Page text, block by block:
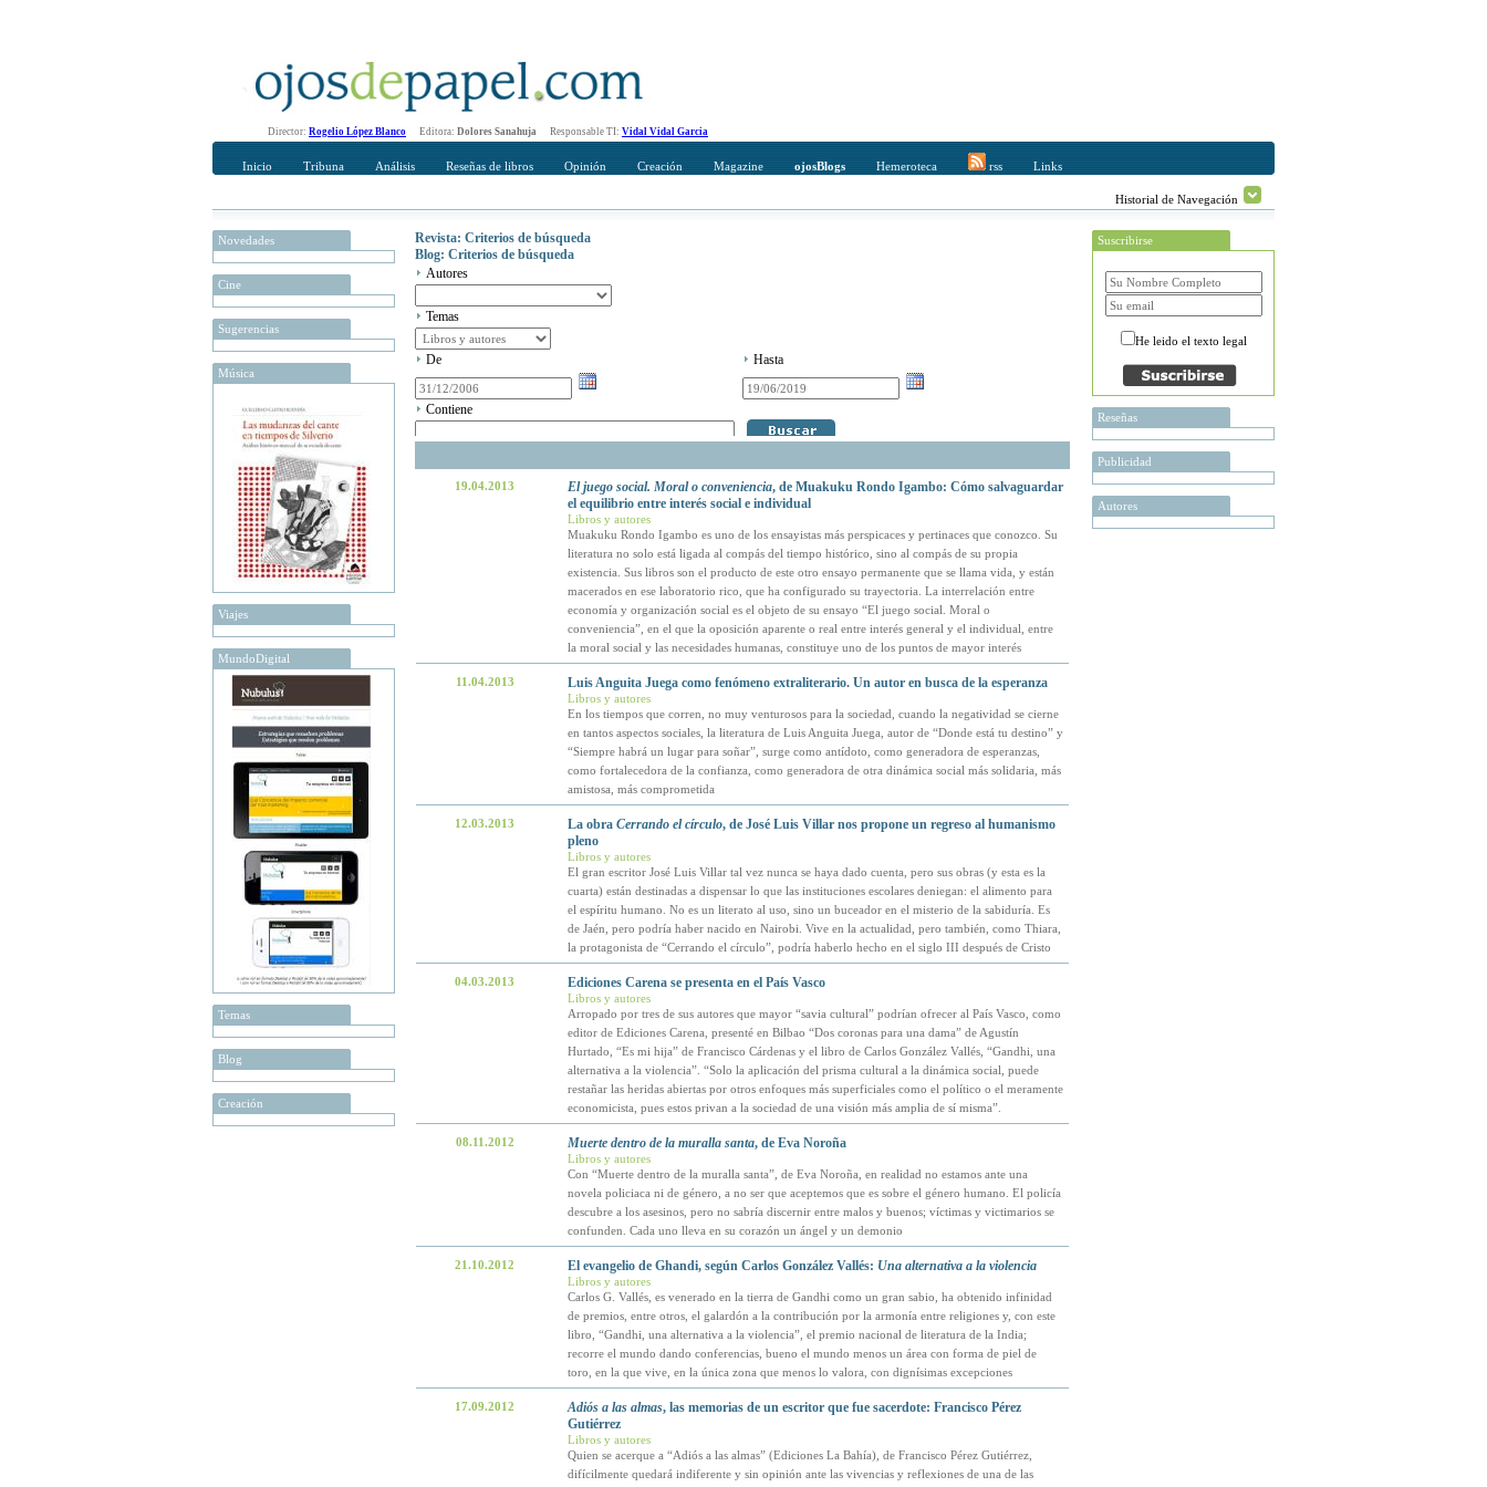
Director: Rogelio López Blanco Editora: Dolores Sanahuja Responsable TI: Vidal Vidal Garcia
Inicio Tribuna Análisis Reseñas de libros Opinión Creación Magazine ojosBlogs Hemeroteca rss Links
Historial de Navegación
Novedades
Cine
Sugerencias
Música
Viajes
MundoDigital
Temas
Blog
Creación
Revista: Criterios de búsqueda
Blog: Criterios de búsqueda
Autores
Temas
De Hasta
Contiene
19.04.2013 El juego social. Moral o conveniencia, de Muakuku Rondo Igambo: Cómo salvaguardar
el equilibrio entre interés social e individual
Libros y autores
Muakuku Rondo Igambo es uno de los ensayistas más perspicaces y pertinaces que conozco. Su
literatura no solo está ligada al compás del tiempo histórico, sino al compás de su propia
existencia. Sus libros son el producto de este otro ensayo permanente que se llama vida, y están
macerados en ese laboratorio rico, que ha configurado su trayectoria. La interrelación entre
economía y organización social es el objeto de su ensayo “El juego social. Moral o
conveniencia”, en el que la oposición aparente o real entre interés general y el individual, entre
la moral social y las necesidades humanas, constituye uno de los puntos de mayor interés
11.04.2013 Luis Anguita Juega como fenómeno extraliterario. Un autor en busca de la esperanza
Libros y autores
En los tiempos que corren, no muy venturosos para la sociedad, cuando la negatividad se cierne
en tantos aspectos sociales, la literatura de Luis Anguita Juega, autor de “Donde está tu destino” y
“Siempre habrá un lugar para soñar”, surge como antídoto, como generadora de esperanzas,
como fortalecedora de la confianza, como generadora de otra dinámica social más solidaria, más
amistosa, más comprometida
12.03.2013 La obra Cerrando el círculo, de José Luis Villar nos propone un regreso al humanismo
pleno
Libros y autores
El gran escritor José Luis Villar tal vez nunca se haya dado cuenta, pero sus obras (y esta es la
cuarta) están destinadas a dispensar lo que las instituciones escolares deniegan: el alimento para
el espíritu humano. No es un literato al uso, sino un buceador en el misterio de la sabiduría. Es
de Jaén, pero podría haber nacido en Nairobi. Vive en la actualidad, pero también, como Thiara,
la protagonista de “Cerrando el círculo”, podría haberlo hecho en el siglo III después de Cristo
04.03.2013 Ediciones Carena se presenta en el País Vasco
Libros y autores
Arropado por tres de sus autores que mayor “savia cultural” podrían ofrecer al País Vasco, como
editor de Ediciones Carena, presenté en Bilbao “Dos coronas para una dama” de Agustín
Hurtado, “Es mi hija” de Francisco Cárdenas y el libro de Carlos González Vallés, “Gandhi, una
alternativa a la violencia”. “Solo la aplicación del prisma cultural a la dinámica social, puede
restañar las heridas abiertas por otros enfoques más superficiales como el político o el meramente
economicista, pues estos privan a la sociedad de una visión más amplia de sí misma”.
08.11.2012 Muerte dentro de la muralla santa, de Eva Noroña
Libros y autores
Con “Muerte dentro de la muralla santa”, de Eva Noroña, en realidad no estamos ante una
novela policiaca ni de género, a no ser que aceptemos que es sobre el género humano. El policía
descubre a los asesinos, pero no sabría discernir entre malos y buenos; víctimas y victimarios se
confunden. Cada uno lleva en su corazón un ángel y un demonio
21.10.2012 El evangelio de Ghandi, según Carlos González Vallés: Una alternativa a la violencia
Libros y autores
Carlos G. Vallés, es venerado en la tierra de Gandhi como un gran sabio, ha obtenido infinidad
de premios, entre otros, el galardón a la contribución por la armonía entre religiones y, con este
libro, “Gandhi, una alternativa a la violencia”, el premio nacional de literatura de la India;
recorre el mundo dando conferencias, bueno el mundo menos un área con forma de piel de
toro, en la que vive, en la única zona que menos lo valora, con dignísimas excepciones
17.09.2012 Adiós a las almas, las memorias de un escritor que fue sacerdote: Francisco Pérez
Gutiérrez
Libros y autores
Quien se acerque a “Adiós a las almas” (Ediciones La Bahía), de Francisco Pérez Gutiérrez,
difícilmente quedará indiferente y sin opinión ante las vivencias y reflexiones de una de las
Suscribirse
He leido el texto legal
Reseñas
Publicidad
Autores